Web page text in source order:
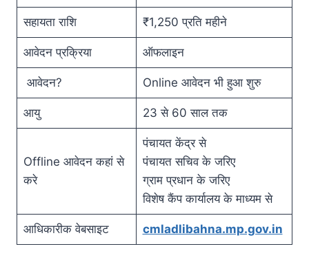
सहायता राशि ₹1,250 प्रति महीने
आवेदन प्रक्रिया ऑफलाइन
आवेदन? Online आवेदन भी हुआ शुरु
आयु 23 से 60 साल तक
Offline आवेदन कहां से
करे
पंचायत केंद्र से
पंचायत सचिव के जरिए
ग्राम प्रधान के जरिए
विशेष कैंप कार्यालय के माध्यम से
आधिकारीक वेबसाइट cmladlibahna.mp.gov.in